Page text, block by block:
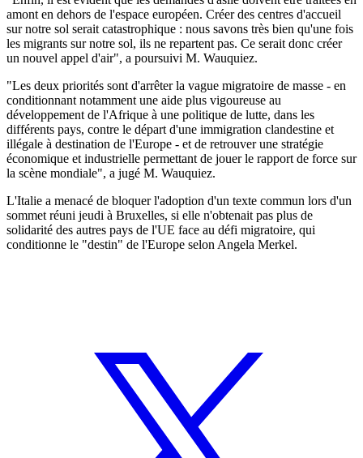
amont en dehors de l'espace européen. Créer des centres d'accueil
sur notre sol serait catastrophique : nous savons très bien qu'une fois
les migrants sur notre sol, ils ne repartent pas. Ce serait donc créer
un nouvel appel d'air", a poursuivi M. Wauquiez.
"Les deux priorités sont d'arrêter la vague migratoire de masse - en
conditionnant notamment une aide plus vigoureuse au
développement de l'Afrique à une politique de lutte, dans les
différents pays, contre le départ d'une immigration clandestine et
illégale à destination de l'Europe - et de retrouver une stratégie
économique et industrielle permettant de jouer le rapport de force sur
la scène mondiale", a jugé M. Wauquiez.
L'Italie a menacé de bloquer l'adoption d'un texte commun lors d'un
sommet réuni jeudi à Bruxelles, si elle n'obtenait pas plus de
solidarité des autres pays de l'UE face au défi migratoire, qui
conditionne le "destin" de l'Europe selon Angela Merkel.